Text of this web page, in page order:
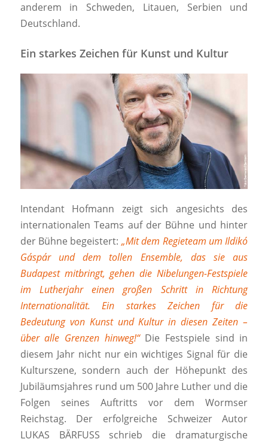
anderem in Schweden, Litauen, Serbien und
Deutschland.
Ein starkes Zeichen für Kunst und Kultur
Intendant Hofmann zeigt sich angesichts des
internationalen Teams auf der Bühne und hinter
der Bühne begeistert: „Mit dem Regieteam um Ildikó
Gáspár und dem tollen Ensemble, das sie aus
Budapest mitbringt, gehen die Nibelungen-Festspiele
im Lutherjahr einen großen Schritt in Richtung
Internationalität. Ein starkes Zeichen für die
Bedeutung von Kunst und Kultur in diesen Zeiten –
über alle Grenzen hinweg!“Die Festspiele sind in
diesem Jahr nicht nur ein wichtiges Signal für die
Kulturszene, sondern auch der Höhepunkt des
Jubiläumsjahres rund um 500 Jahre Luther und die
Folgen seines Auftritts vor dem Wormser
Reichstag. Der erfolgreiche Schweizer Autor
LUKAS BÄRFUSS schrieb die dramaturgische